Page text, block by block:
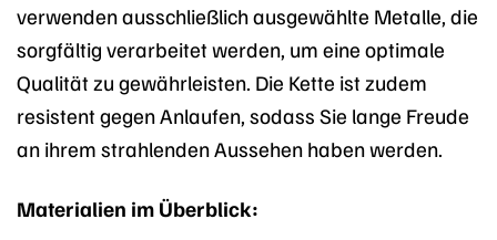
verwenden ausschließlich ausgewählte Metalle, die
sorgfältig verarbeitet werden, um eine optimale
Qualität zu gewährleisten. Die Kette ist zudem
resistent gegen Anlaufen, sodass Sie lange Freude
an ihrem strahlenden Aussehen haben werden.
Materialien im Überblick: